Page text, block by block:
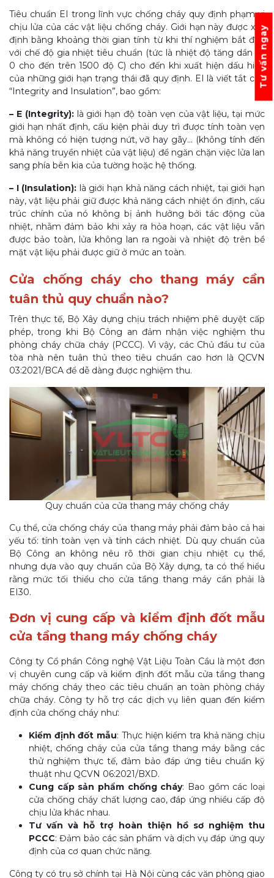
Tiêu chuẩn EI trong lĩnh vực chống cháy quy định phạm vi
chịu lửa của các vật liệu chống cháy. Giới hạn này được xác
định bằng khoảng thời gian tính từ khi thí nghiệm bắt đầu
với chế độ gia nhiệt tiêu chuẩn (tức là nhiệt độ tăng dần từ
0 cho đến trên 1500 độ C) cho đến khi xuất hiện dấu hiệu
của những giới hạn trạng thái đã quy định. EI là viết tắt của
“Integrity and Insulation”, bao gồm:
– E (Integrity):là giới hạn độ toàn vẹn của vật liệu, tại mức
giới hạn nhất định, cấu kiện phải duy trì được tính toàn vẹn
mà không có hiện tượng nứt, vỡ hay gãy... (không tính đến
khả năng truyền nhiệt của vật liệu) để ngăn chặn việc lửa lan
sang phía bên kia của tường hoặc hệ thống.
– I (Insulation): là giới hạn khả năng cách nhiệt, tại giới hạn
này, vật liệu phải giữ được khả năng cách nhiệt ổn định, cấu
trúc chính của nó không bị ảnh hưởng bởi tác động của
nhiệt, nhằm đảm bảo khi xảy ra hỏa hoạn, các vật liệu vẫn
được bảo toàn, lửa không lan ra ngoài và nhiệt độ trên bề
mặt vật liệu phải được giữ ở mức an toàn.
Cửa chống cháy cho thang máy cần
tuân thủ quy chuẩn nào?
Trên thực tế, Bộ Xây dựng chịu trách nhiệm phê duyệt cấp
phép, trong khi Bộ Công an đảm nhận việc nghiệm thu
phòng cháy chữa cháy (PCCC). Vì vậy, các Chủ đầu tư của
tòa nhà nên tuân thủ theo tiêu chuẩn cao hơn là QCVN
03:2021/BCA để dễ dàng được nghiệm thu.
Quy chuẩn của cửa thang máy chống cháy
Cụ thể, cửa chống cháy của thang máy phải đảm bảo cả hai
yếu tố: tính toàn vẹn và tính cách nhiệt. Dù quy chuẩn của
Bộ Công an không nêu rõ thời gian chịu nhiệt cụ thể,
nhưng dựa vào quy chuẩn của Bộ Xây dựng, ta có thể hiểu
rằng mức tối thiểu cho cửa tầng thang máy cần phải là
EI30.
Đơn vị cung cấp và kiểm định đốt mẫu
cửa tầng thang máy chống cháy
Công ty Cổ phần Công nghệ Vật Liệu Toàn Cầu là một đơn
vị chuyên cung cấp và kiểm định đốt mẫu cửa tầng thang
máy chống cháy theo các tiêu chuẩn an toàn phòng cháy
chữa cháy. Công ty hỗ trợ các dịch vụ liên quan đến kiểm
định cửa chống cháy như:
Kiểm định đốt mẫu: Thực hiện kiểm tra khả năng chịu
nhiệt, chống cháy của cửa tầng thang máy bằng các
thử nghiệm thực tế, đảm bảo đáp ứng tiêu chuẩn kỹ
thuật như QCVN 06:2021/BXD.
Cung cấp sản phẩm chống cháy: Bao gồm các loại
cửa chống cháy chất lượng cao, đáp ứng nhiều cấp độ
chịu lửa khác nhau.
Tư vấn và hỗ trợ hoàn thiện hồ sơ nghiệm thu
PCCC: Đảm bảo các sản phẩm và dịch vụ đáp ứng quy
định của cơ quan chức năng.
Công ty có trụ sở chính tại Hà Nội cùng các văn phòng giao
Tư vấn ngay